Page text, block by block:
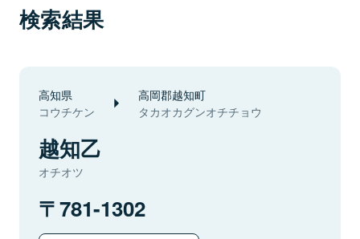
検索結果
高知県
コウチケン
高岡郡越知町
タカオカグンオチチョウ
越知乙
オチオツ
781-1302